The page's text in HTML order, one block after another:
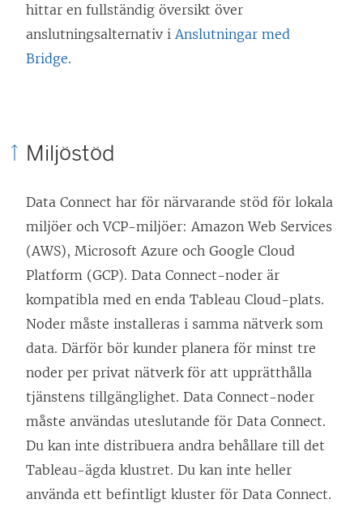
hittar en fullständig översikt över
anslutningsalternativ i Anslutningar med
Bridge.
Miljöstöd
Data Connect har för närvarande stöd för lokala
miljöer och VCP-miljöer: Amazon Web Services
(AWS), Microsoft Azure och Google Cloud
Platform (GCP). Data Connect-noder är
kompatibla med en enda Tableau Cloud-plats.
Noder måste installeras i samma nätverk som
data. Därför bör kunder planera för minst tre
noder per privat nätverk för att upprätthålla
tjänstens tillgänglighet. Data Connect-noder
måste användas uteslutande för Data Connect.
Du kan inte distribuera andra behållare till det
Tableau-ägda klustret. Du kan inte heller
använda ett befintligt kluster för Data Connect.